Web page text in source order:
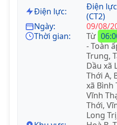
Điện lực:
Điện
(CT2)
Ngày:
09/08/
Thời gian:
Từ
- Toàn
Trung,
Dầu xã
Thới A,
xã Bình
Vĩnh
Thới,
Long